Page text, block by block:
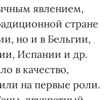
явлением,
стране
но и в Бельгии,
Испании и др.
в качество,
на первые роли.